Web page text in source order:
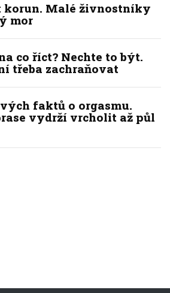
korun. Malé živnostníky
mor
co říct? Nechte to být.
třeba zachraňovat
faktů o orgasmu.
vydrží vrcholit až půl